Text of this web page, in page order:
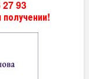
27 93
получении!